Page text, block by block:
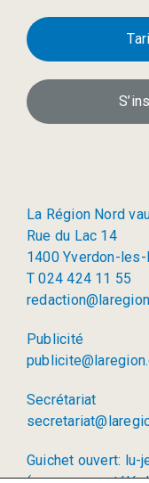
La Région Nord
Rue du Lac 14
1400 Yverdon-les-
T 024 424 11 55
Publicité
Secrétariat
Guichet ouvert: lu-